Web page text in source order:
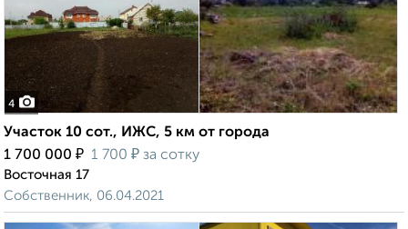
4
Участок 10 сот., ИЖС, 5 км от города
1 700 000 ₽ 1 700 ₽ за сотку
Восточная 17
Собственник, 06.04.2021